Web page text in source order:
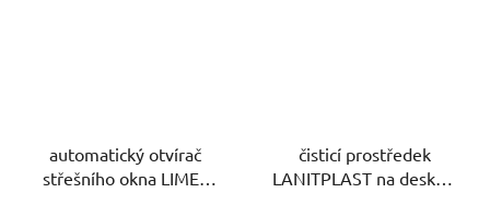
automatický otvírač
střešního okna LIMES
čisticí prostředek
LANITPLAST na desky z